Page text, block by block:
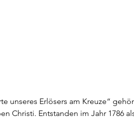
unseres Erlösers am Kreuze“
Christi. Entstanden im Jahr 1786